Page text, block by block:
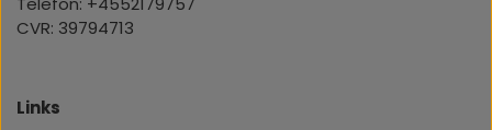
CVR: 39794713
Links